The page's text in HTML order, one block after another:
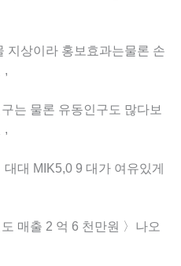
지상이라 홍보효과는물론 손
,
는 물론 유동인구도 많다보
,
대 MIK5,0 9 대가 여유있게
매출 2 억 6 천만원 〉나오